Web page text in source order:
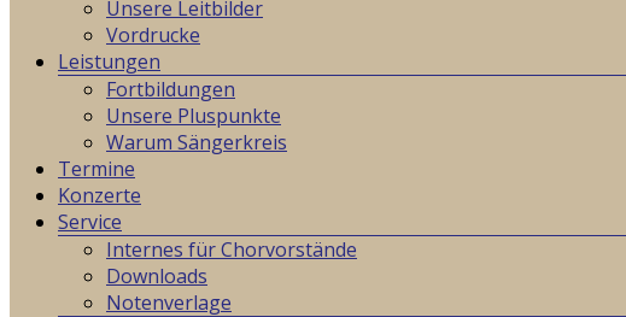
Unsere Leitbilder
Vordrucke
Leistungen
Fortbildungen
Unsere Pluspunkte
Warum Sängerkreis
Termine
Konzerte
Service
Internes für Chorvorstände
Downloads
Notenverlage